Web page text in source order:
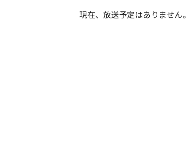
現在、放送予定はありません。